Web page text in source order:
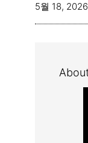
5월 18, 2026